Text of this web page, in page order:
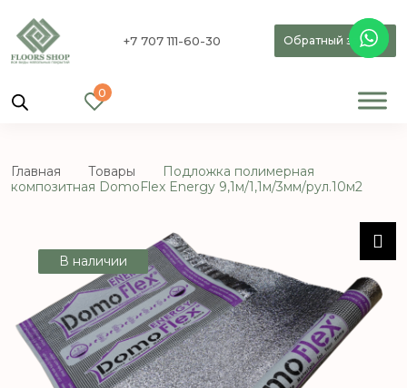
+7 707 111-60-30 Обратный звонок
0
Главная Товары
Подложка полимерная
композитная DomoFlex Energy 9,1м/1,1м/3мм/рул.10м2
В наличии